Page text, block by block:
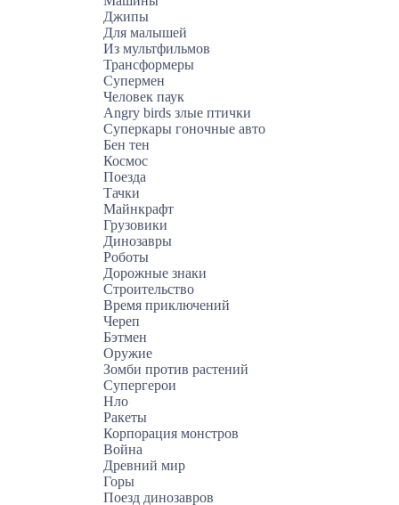
Джипы
Для малышей
Из мультфильмов
Трансформеры
Супермен
Человек паук
Angry birds злые птички
Суперкары гоночные авто
Бен тен
Космос
Поезда
Тачки
Майнкрафт
Грузовики
Динозавры
Роботы
Дорожные знаки
Строительство
Время приключений
Череп
Бэтмен
Оружие
Зомби против растений
Супергерои
Нло
Ракеты
Корпорация монстров
Война
Древний мир
Горы
Поезд динозавров